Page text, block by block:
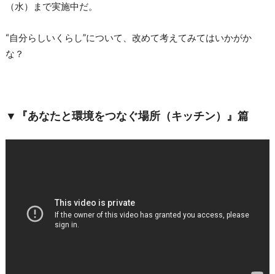
（水）まで実施中だ。
“自分らしいくらし”について、改めて考えてみてはいかがか
な？
▼『あなたと環境をつなぐ場所（キッチン）』篇